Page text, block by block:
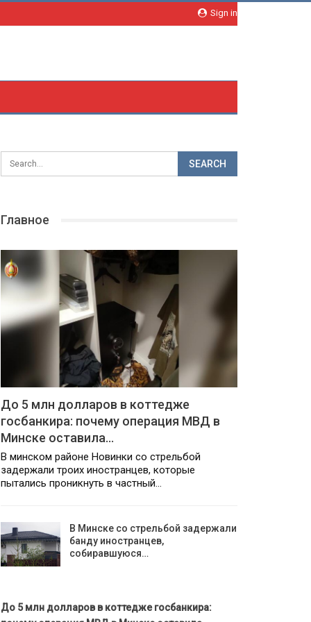
Sign in
Главное
До 5 млн долларов в коттедже
госбанкира: почему операция МВД в
Минске оставила…
В минском районе Новинки со стрельбой
задержали троих иностранцев, которые
пытались проникнуть в частный…
В Минске со стрельбой задержали
банду иностранцев,
собиравшуюся…
До 5 млн долларов в коттедже госбанкира: